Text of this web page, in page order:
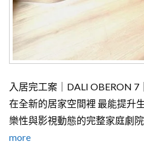
入居完工案｜DALI OBERON
在全新的居家空間裡 最能提升
樂性與影視動態的完整家庭劇
more